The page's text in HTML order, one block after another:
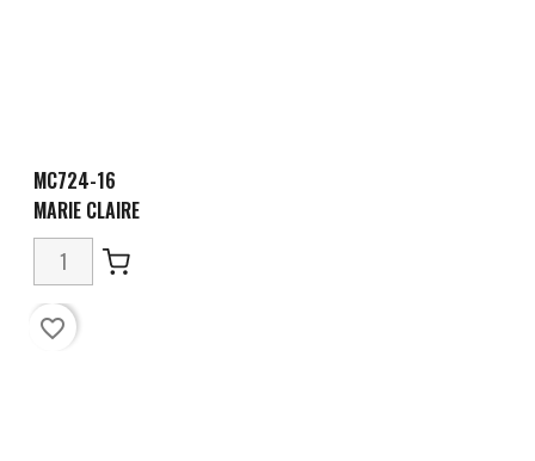
MC724-16
MARIE CLAIRE
favorite_border